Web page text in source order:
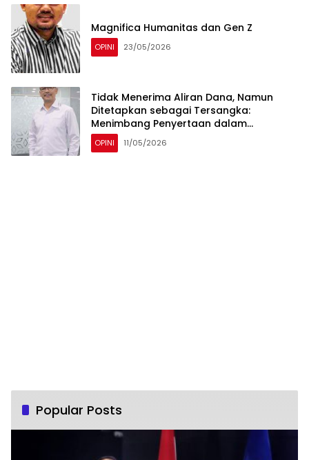
Magnifica Humanitas dan Gen Z
OPINI 23/05/2026
Tidak Menerima Aliran Dana, Namun
Ditetapkan sebagai Tersangka:
Menimbang Penyertaan dalam
Perspektif KUHP 2023
OPINI 11/05/2026
Popular Posts